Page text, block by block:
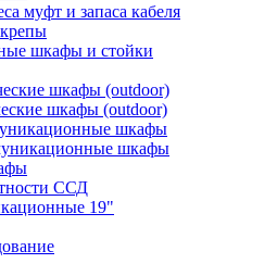
муфт и запаса кабеля
шкафы и стойки
шкафы (outdoor)
шкафы (outdoor)
шкафы
шкафы
ССД
19"